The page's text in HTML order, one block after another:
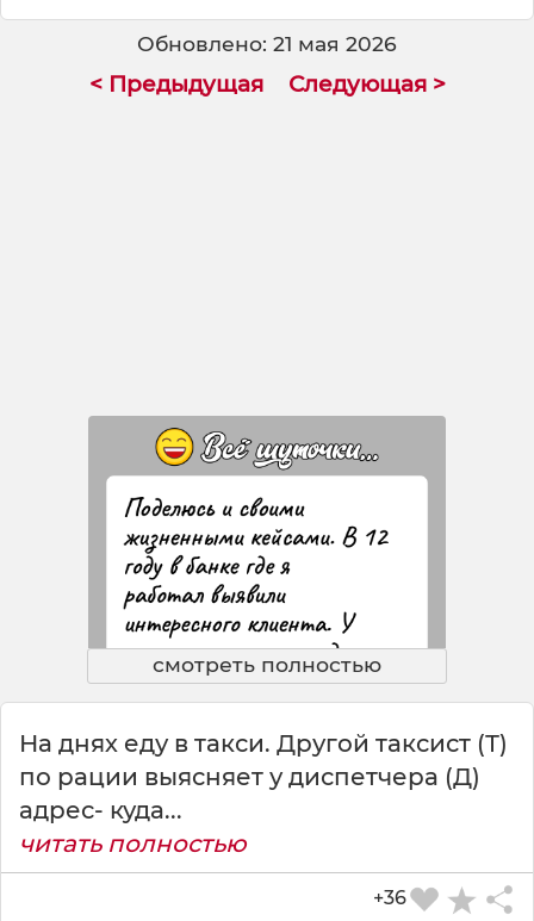
Обновлено: 21 мая 2026
< Предыдущая Следующая >
смотреть полностью
На днях еду в такси. Другой таксист (Т)
по рации выясняет у диспетчера (Д)
адрес- куда...
читать полностью
+36